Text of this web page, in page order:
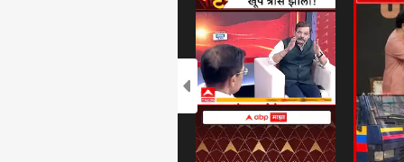
हॅलो गेस्ट
आमच्यासोबत जाहिरात करा
प्रायव्हसी पॉलिसी
संपर्क साधा